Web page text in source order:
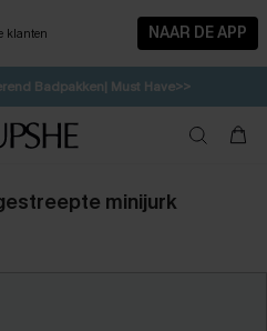
klanten NAAR DE APP
| Tot 50% korting>>
Badpakken| Must Have>>
tot 15% korting>>
korting | CODE: AG18
minijurk